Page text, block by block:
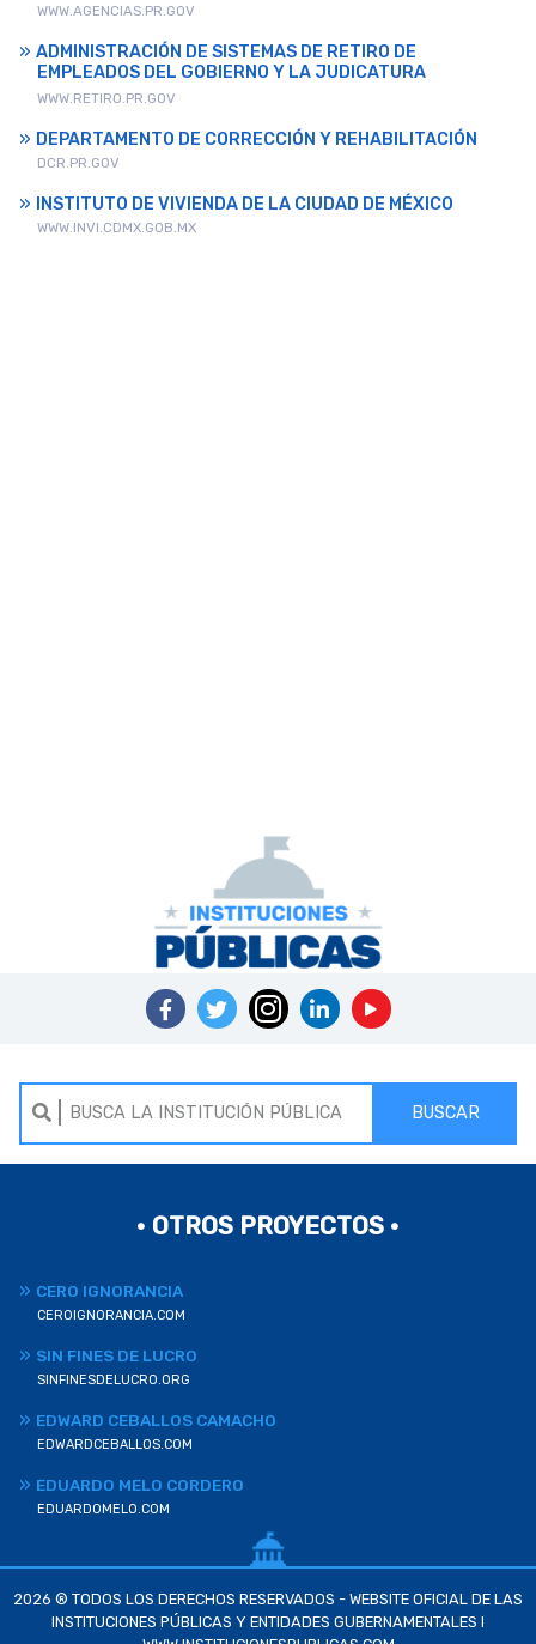
WWW.AGENCIAS.PR.GOV
ADMINISTRACIÓN DE SISTEMAS DE RETIRO DE
EMPLEADOS DEL GOBIERNO Y LA JUDICATURA
WWW.RETIRO.PR.GOV
DEPARTAMENTO DE CORRECCIÓN Y REHABILITACIÓN
DCR.PR.GOV
INSTITUTO DE VIVIENDA DE LA CIUDAD DE MÉXICO
WWW.INVI.CDMX.GOB.MX
BUSCAR
• OTROS PROYECTOS •
CERO IGNORANCIA
CEROIGNORANCIA.COM
SIN FINES DE LUCRO
SINFINESDELUCRO.ORG
EDWARD CEBALLOS CAMACHO
EDWARDCEBALLOS.COM
EDUARDO MELO CORDERO
EDUARDOMELO.COM
2026 ® TODOS LOS DERECHOS RESERVADOS - WEBSITE OFICIAL DE LAS
INSTITUCIONES PÚBLICAS Y ENTIDADES GUBERNAMENTALES I